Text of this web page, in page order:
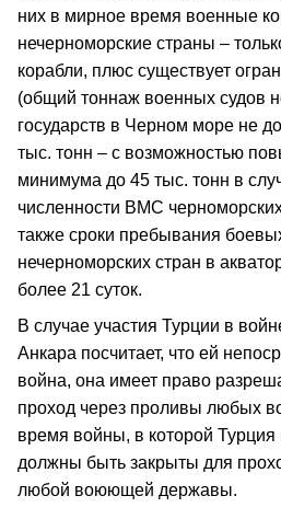
них в мирное время военные
нечерноморские страны –
корабли, плюс существует
(общий тоннаж военных судов
государств в Черном море не
тыс. тонн – с возможностью
минимума до 45 тыс. тонн в
численности ВМС
также сроки пребывания
нечерноморских стран в
более 21 суток.
В случае участия Турции в
Анкара посчитает, что ей
война, она имеет право
проход через проливы любых
время войны, в которой Турция
должны быть закрыты для
любой воюющей державы.